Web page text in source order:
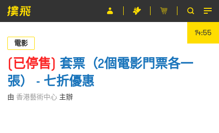
節目
主辦單位
關於撲飛
條款及細則
14:55
電影
(已停售) 套票（2個電影門票各一
張） - 七折優惠
由 香港藝術中心 主辦